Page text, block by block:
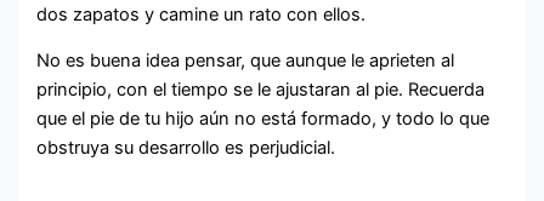
dos zapatos y camine un rato con ellos.
No es buena idea pensar, que aunque le aprieten al
principio, con el tiempo se le ajustaran al pie. Recuerda
que el pie de tu hijo aún no está formado, y todo lo que
obstruya su desarrollo es perjudicial.